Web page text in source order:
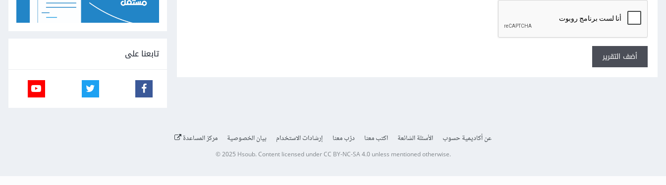
أضف التقرير تابعنا على
عن أكاديمية حسوب الأسئلة الشائعة اكتب معنا درّب معنا إرشادات الاستخدام بيان الخصوصية مركز المساعدة
© 2025 Hsoub.Content licensed underCC BY-NC-SA 4.0unless mentioned otherwise.